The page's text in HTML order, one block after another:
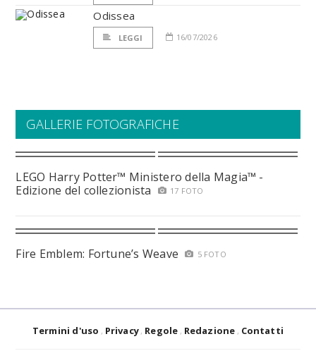
Odissea
LEGGI 16/07/2026
GALLERIE FOTOGRAFICHE
LEGO Harry Potter™ Ministero della Magia™ -
Edizione del collezionista
17 FOTO
Fire Emblem: Fortune’s Weave 5 FOTO
Termini d'uso Privacy Regole Redazione Contatti